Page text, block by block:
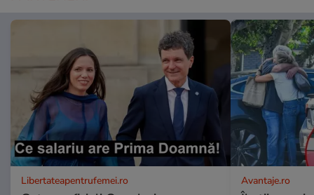
Libertateapentrufemei.ro Avantaje.ro